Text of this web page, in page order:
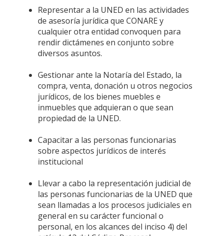
Representar a la UNED en las actividades
de asesoría jurídica que CONARE y
cualquier otra entidad convoquen para
rendir dictámenes en conjunto sobre
diversos asuntos.
Gestionar ante la Notaría del Estado, la
compra, venta, donación u otros negocios
jurídicos, de los bienes muebles e
inmuebles que adquieran o que sean
propiedad de la UNED.
Capacitar a las personas funcionarias
sobre aspectos jurídicos de interés
institucional
Llevar a cabo la representación judicial de
las personas funcionarias de la UNED que
sean llamadas a los procesos judiciales en
general en su carácter funcional o
personal, en los alcances del inciso 4) del